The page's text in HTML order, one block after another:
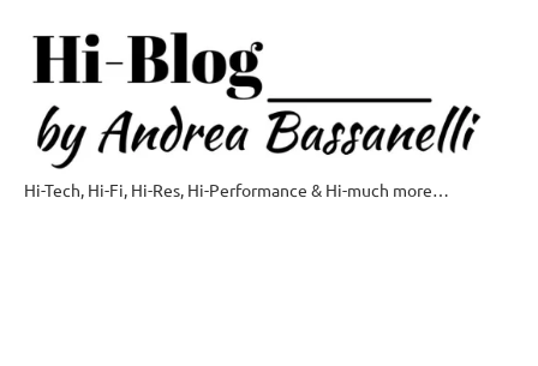
contenuto
Hi-
Hi-Tech, Hi-Fi, Hi-Res, Hi-Performance & Hi-much more…